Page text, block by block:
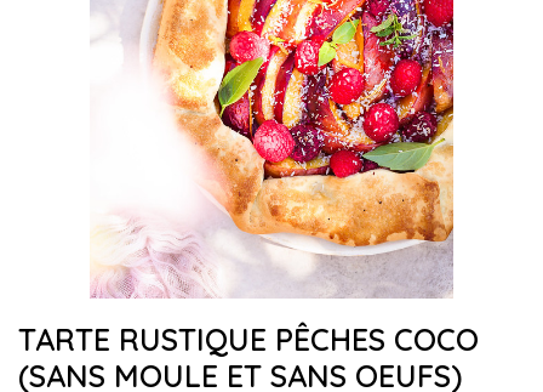
TARTE RUSTIQUE PÊCHES COCO
(SANS MOULE ET SANS OEUFS)